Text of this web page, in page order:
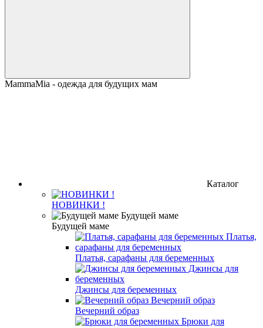
MammaMia - одежда для будущих мам
Каталог
НОВИНКИ !
Будущей маме
Платья, сарафаны для беременных
Джинсы для беременных
Вечерний образ